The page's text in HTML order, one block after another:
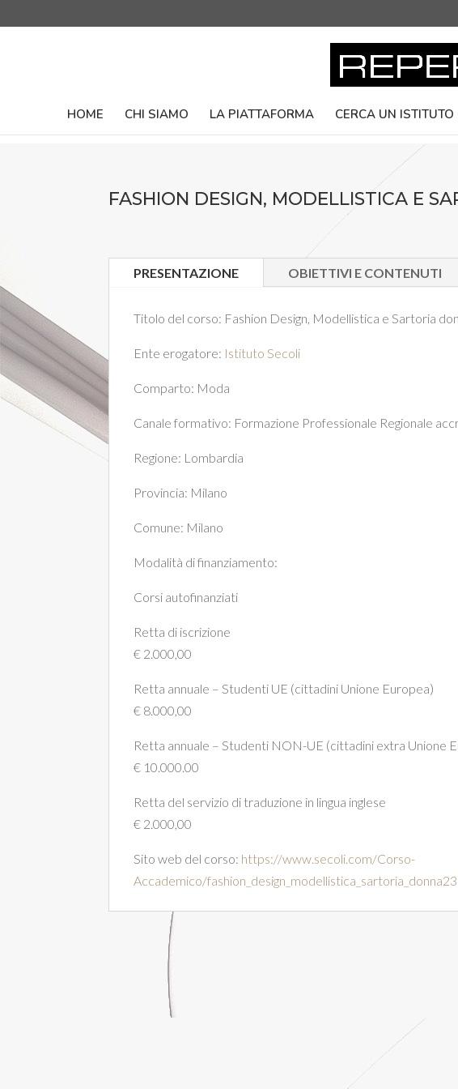
HOME CHI SIAMO LA PIATTAFORMA CERCA UN
FASHION DESIGN, MODELLISTICA E
PRESENTAZIONE OBIETTIVI E CONTENUTI
Titolo del corso: Fashion Design, Modellistica e Sartoria
Ente erogatore: Istituto Secoli
Comparto: Moda
Canale formativo: Formazione Professionale Regionale
Regione: Lombardia
Provincia: Milano
Comune: Milano
Modalità di finanziamento:
Corsi autofinanziati
Retta di iscrizione
€ 2.000,00
Retta annuale – Studenti UE (cittadini Unione Europea)
€ 8.000,00
Retta annuale – Studenti NON-UE (cittadini extra Unione
€ 10.000.00
Retta del servizio di traduzione in lingua inglese
€ 2.000,00
Sito web del corso: https://www.secoli.com/Corso-
Accademico/fashion_design_modellistica_sartoria_donna23